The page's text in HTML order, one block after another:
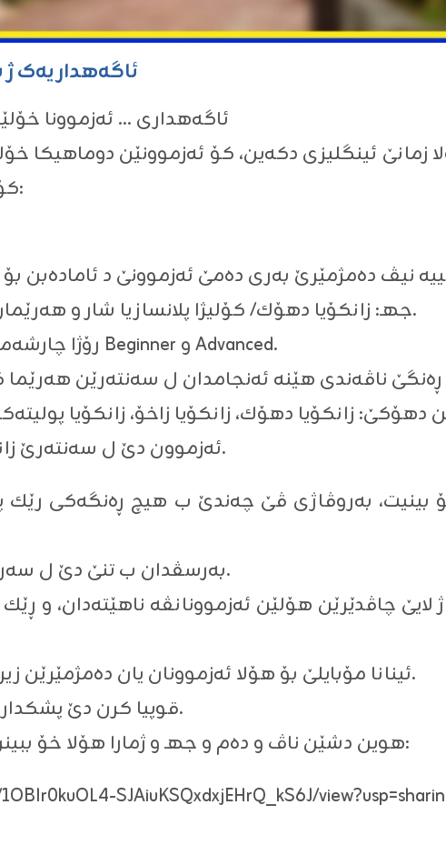
ئاگەهداریەک ژ
ئاگەهداری … ئه‌زموونا خۆلێن
زمانێ ئینگلیزی دكه‌ین، كۆ ئه‌زموونێن دوماهیكا
‌كۆ ل خوارێ هاتینه‌ دیاركرن بیت:
- جهـ: زانكۆیا دهۆك/ کۆلیژا پلانسازیا شار و هەرێمان، هه‌روه‌سا ناڤه‌ندا قوتابیان.
رۆژا چارشه‌مبێ ٢٦-٦-٢٠٢٤ هه‌ردوو ئاستێن Beginner و Advanced.
ئه‌زموون‌ دێ ل سه‌نته‌رێ زانكۆیا دهۆكێ هێنه‌ ئه‌نجامدا‌ن.
2- به‌رسڤدان ب تنێ دێ ل سه‌ر كومپیوته‌رێن لابوورێ بیت.
4- ئینانا مۆبایلێ بۆ هۆلا ئه‌زموونان یان ده‌مژمێرێن زیره‌ك ب هیچ ڕه‌نگه‌كی نابیت.
5- قوپیا کرن دێ پشكداری بێ به‌هركه‌ت ژ ئه‌زموونێ.
هوین دشێن ناڤ و ده‌م و جهـ و ژمارا هۆلا خۆ ببینن ب ڕێیا ئه‌ڤى لینكێ ل خوارێ:
SJAiuKSQxdxjEHrQ_kS6J/